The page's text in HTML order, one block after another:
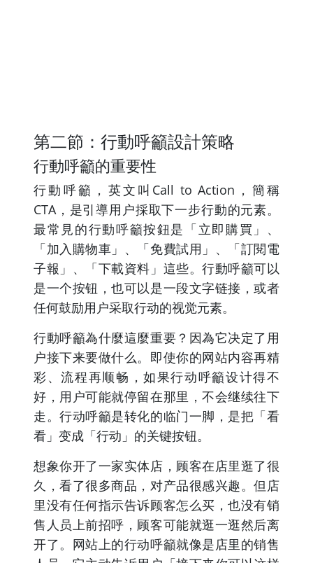
第二節：行動呼籲設計策略
行動呼籲的重要性
行動呼籲，英文叫Call to Action，簡稱
CTA，是引導用户採取下一步行動的元素。
最常見的行動呼籲按鈕是「立即購買」、
「加入購物車」、「免費試用」、「訂閱電
子報」、「下載資料」這些。行動呼籲可以
是一个按钮，也可以是一段文字链接，或者
任何鼓励用户采取行动的视觉元素。
行動呼籲為什麼這麼重要？因為它决定了用
户接下来要做什么。即使你的网站内容再精
彩、流程再顺畅，如果行动呼籲设计得不
好，用户可能就停留在那里，不会继续往下
走。行动呼籲是转化的临门一脚，是把「看
看」变成「行动」的关键按钮。
想象你开了一家实体店，顾客在店里逛了很
久，看了很多商品，对产品很感兴趣。但店
里没有任何指示告诉顾客怎么买，也没有销
售人员上前招呼，顾客可能就逛一逛然后离
开了。网站上的行动呼籲就像是店里的销售